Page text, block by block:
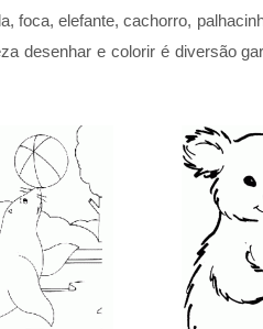
foca, elefante, cachorro,
desenhar e colorir é diversão